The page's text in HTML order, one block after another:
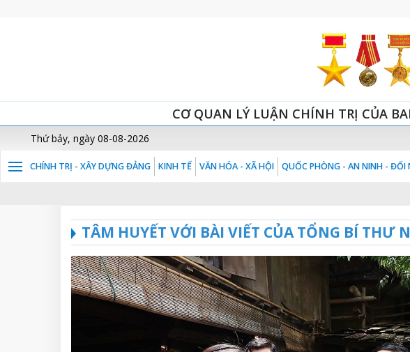
CƠ QUAN LÝ LUẬN CHÍNH TRỊ CỦA
Thứ bảy, ngày 08-08-2026
CHÍNH TRỊ - XÂY DỰNG ĐẢNG KINH TẾ VĂN HÓA - XÃ HỘI QUỐC PHÒNG - AN NINH - ĐỐI
TÂM HUYẾT VỚI BÀI VIẾT CỦA TỔNG BÍ THƯ